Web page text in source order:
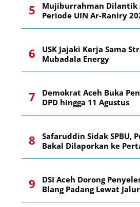
Mujiburrahman Dilantik
Periode UIN Ar-Raniry
USK Jajaki Kerja Sama
Mubadala Energy
Demokrat Aceh Buka
DPD hingga 11 Agustus
Safaruddin Sidak SPBU,
Bakal Dilaporkan ke
DSI Aceh Dorong
Blang Padang Lewat